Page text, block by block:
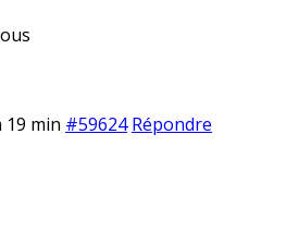
19 min #59624 Répondre